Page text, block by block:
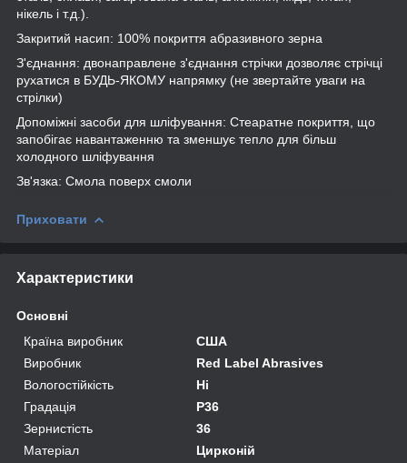
нікель і т.д.).
Закритий насип: 100% покриття абразивного зерна
З'єднання: двонаправлене з'єднання стрічки дозволяє стрічці
рухатися в БУДЬ-ЯКОМУ напрямку (не звертайте уваги на
стрілки)
Допоміжні засоби для шліфування: Стеаратне покриття, що
запобігає навантаженню та зменшує тепло для більш
холодного шліфування
Зв'язка: Смола поверх смоли
Приховати
Характеристики
Основні
Країна виробник
США
Виробник
Red Label Abrasives
Вологостійкість
Ні
Градація
Р36
Зернистість
36
Матеріал
Цирконій